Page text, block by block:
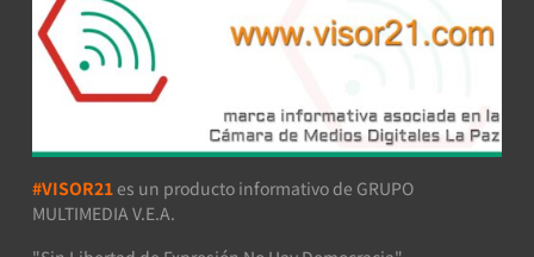
#VISOR21 es un producto informativo de GRUPO
MULTIMEDIA V.E.A.